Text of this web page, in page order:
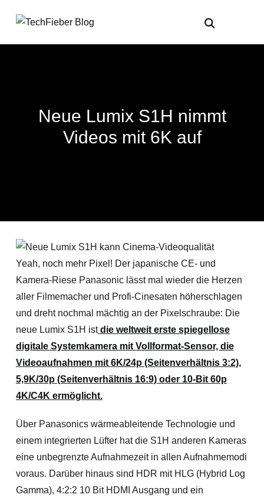
Neue Lumix S1H nimmt
Videos mit 6K auf
Yeah, noch mehr Pixel! Der japanische CE- und
Kamera-Riese Panasonic lässt mal wieder die Herzen
aller Filmemacher und Profi-Cinesaten höherschlagen
und dreht nochmal mächtig an der Pixelschraube: Die
neue Lumix S1H istdie weltweit erste spiegellose
digitale Systemkamera mit Vollformat-Sensor, die
Videoaufnahmen mit 6K/24p (Seitenverhältnis 3:2),
5,9K/30p (Seitenverhältnis 16:9) oder 10-Bit 60p
4K/C4K ermöglicht.
Über Panasonics wärmeableitende Technologie und
einem integrierten Lüfter hat die S1H anderen Kameras
eine unbegrenzte Aufnahmezeit in allen Aufnahmemodi
voraus. Darüber hinaus sind HDR mit HLG (Hybrid Log
Gamma), 4:2:2 10 Bit HDMI Ausgang und ein